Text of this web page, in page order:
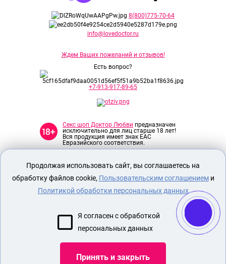
8(800)775-70-64
info@lovedoctor.ru
Ждем Ваших пожеланий и отзывов!
Есть вопрос?
+7-913-917-89-65
Секс шоп Доктор Любви предназначен
исключительно для лиц старше 18 лет!
Вся продукция имеет знак EAC
Евразийского соответствия.
О МАГАЗИНЕ
ОПЛАТА И ДОСТАВКА
СЕКС ИГРУШКИ
ЛАТЕКС КОСТЮМ
Продолжая использовать сайт, вы соглашаетесь на
обработку файлов cookie, Пользовательским соглашениеми
Политикой обработки персональных данных
Я согласен с обработкой
персональных данных
Принять и закрыть